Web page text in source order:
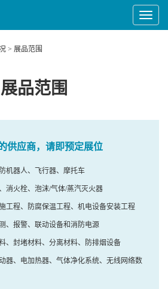
Toggle
> 展品范围
展品范围
供应商，请即预定展位
机器人、飞行器、摩托车
消火栓、泡沫/气体/蒸汽灭火器
工程、防腐保温工程、机电设备安装工程
、报警、联动设备和消防电源
、封堵材料、分离材料、防排烟设备
器、电加热器、气体净化系统、无线网络数